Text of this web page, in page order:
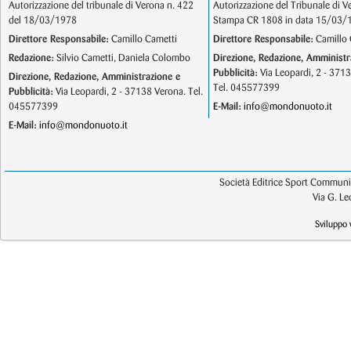
Autorizzazione del tribunale di Verona n. 422
del 18/03/1978
Direttore Responsabile: Camillo Cametti
Redazione: Silvio Cametti, Daniela Colombo
Direzione, Redazione, Amministrazione e
Pubblicità: Via Leopardi, 2 - 37138 Verona. Tel.
045577399
E-Mail: info@mondonuoto.it
Autorizzazione del Tribunale di
Stampa CR 1808 in data 15/03/
Direttore Responsabile: Camillo
Direzione, Redazione,
Pubblicità: Via Leopardi, 2 -
Tel. 045577399
E-Mail: info@mondonuoto.it
Società Editrice Sport
Via G.
Sviluppo